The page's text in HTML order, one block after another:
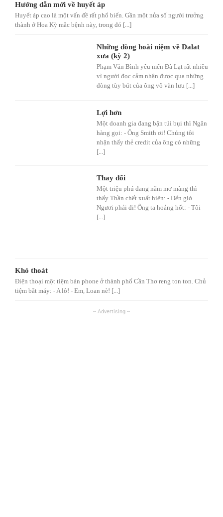
Hướng dẫn mới về huyết áp
Huyết áp cao là một vấn đề rất phổ biến. Gần một nửa số người trưởng
thành ở Hoa Kỳ mắc bệnh này, trong đó [...]
Những dòng hoài niệm về Dalat
xưa (kỳ 2)
Phạm Văn Bình yêu mến Đà Lạt rất nhiều
vì người đọc cảm nhận được qua những
dòng tùy bút của ông vô vàn lưu [...]
Lợi hơn
Một doanh gia đang bận túi bụi thì Ngân
hàng gọi: - Ông Smith ơi! Chúng tôi
nhận thấy thẻ credit của ông có những
[...]
Thay đổi
Một triệu phú đang nằm mơ màng thì
thấy Thần chết xuất hiện: - Đến giờ
Ngươi phải đi! Ông ta hoảng hốt: - Tôi
[...]
Khó thoát
Điện thoại một tiệm bán phone ở thành phố Cần Thơ reng ton ton. Chủ
tiệm bắt máy: - A lô! - Em, Loan nè! [...]